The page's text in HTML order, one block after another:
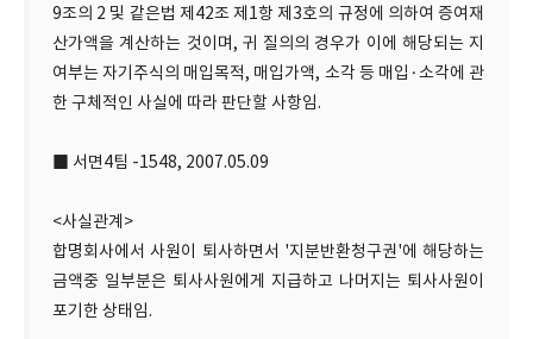
9조의 2 및 같은법 제42조 제1항 제3호의 규정에 의하여 증여재
산가액을 계산하는 것이며, 귀 질의의 경우가 이에 해당되는 지
여부는 자기주식의 매입목적, 매입가액, 소각 등 매입·소각에 관
한 구체적인 사실에 따라 판단할 사항임.
■ 서면4팀 -1548, 2007.05.09
<사실관계>
합명회사에서 사원이 퇴사하면서 '지분반환청구권'에 해당하는
금액중 일부분은 퇴사사원에게 지급하고 나머지는 퇴사사원이
포기한 상태임.